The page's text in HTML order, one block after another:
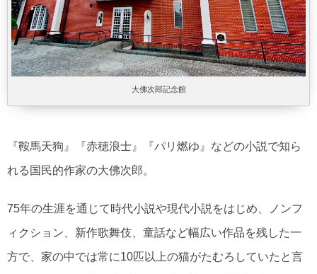
大佛次郎記念館
『鞍馬天狗』『赤穂浪士』『パリ燃ゆ』などの小説で知ら
れる国民的作家の大佛次郎。
75年の生涯を通じて時代小説や現代小説をはじめ、ノンフ
ィクション、新作歌舞伎、童話など幅広い作品を残した一
方で、家の中では常に10匹以上の猫がたむろしていたと言